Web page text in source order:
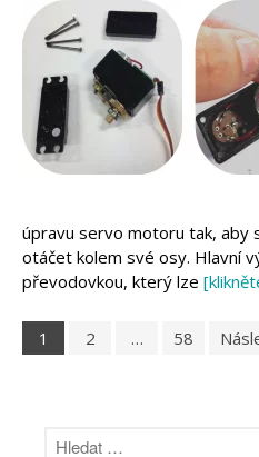
úpravu servo motoru tak, aby
otáčet kolem své osy. Hlavní
převodovkou, který lze
1 2 … 58